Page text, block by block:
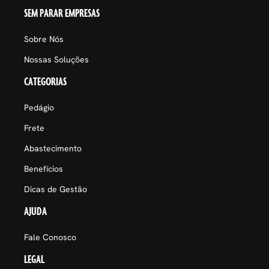
SEM PARAR EMPRESAS
Sobre Nós
Nossas Soluções
CATEGORIAS
Pedágio
Frete
Abastecimento
Benefícios
Dicas de Gestão
AJUDA
Fale Conosco
LEGAL